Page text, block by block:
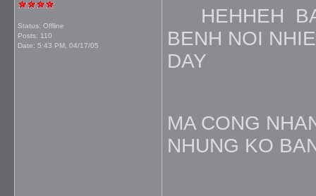
Status: Offline
Posts: 110
Date: 5:43 PM, 04/17/05
HEHHEH BA
BENH NOI
DAY
MA CONG
NHUNG KO